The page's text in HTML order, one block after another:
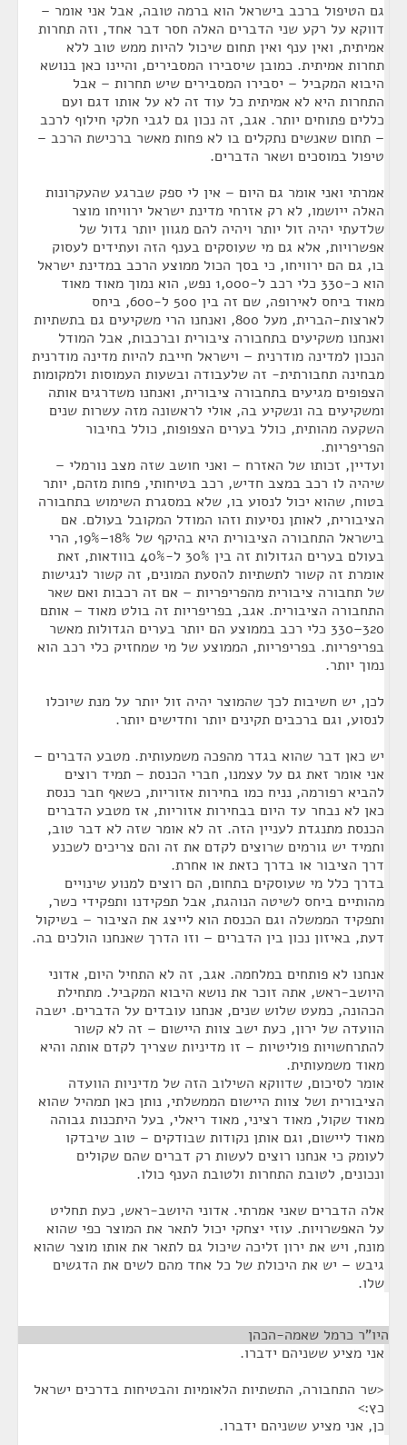
גם הטיפול ברכב בישראל הוא ברמה טובה, אבל אני אומר –
דווקא על רקע שני הדברים האלה חסר דבר אחד, וזה תחרות
אמיתית, ואין ענף ואין תחום שיכול להיות ממש טוב ללא
תחרות אמיתית. כמובן שיסבירו המסבירים, והיינו כאן בנושא
היבוא המקביל – יסבירו המסבירים שיש תחרות – אבל
התחרות היא לא אמיתית כל עוד זה לא על אותו דגם ועם
כללים פתוחים יותר. אגב, זה נכון גם לגבי חלקי חילוף לרכב
– תחום שאנשים נתקלים בו לא פחות מאשר ברכישת הרכב –
טיפול במוסכים ושאר הדברים.
אמרתי ואני אומר גם היום – אין לי ספק שברגע שהעקרונות
האלה ייושמו, לא רק אזרחי מדינת ישראל ירוויחו מוצר
שלדעתי יהיה זול יותר ויהיה להם מגוון יותר גדול של
אפשרויות, אלא גם מי שעוסקים בענף הזה ועתידים לעסוק
בו, גם הם ירוויחו, כי בסך הכול ממוצע הרכב במדינת ישראל
הוא כ-330 כלי רכב ל-1,000 נפש, הוא נמוך מאוד מאוד
מאוד ביחס לאירופה, שם זה בין 500 ל-600, ביחס
לארצות-הברית, מעל 800, ואנחנו הרי משקיעים גם בתשתיות
ואנחנו משקיעים בתחבורה ציבורית וברכבות, אבל המודל
הנכון למדינה מודרנית – וישראל חייבת להיות מדינה מודרנית
מבחינה תחבורתית- זה שלעבודה ובשעות העמוסות ולמקומות
הצפופים מגיעים בתחבורה ציבורית, ואנחנו משדרגים אותה
ומשקיעים בה ונשקיע בה, אולי לראשונה מזה עשרות שנים
השקעה מהותית, כולל בערים הצפופות, כולל בחיבור
הפריפריות.
ועדיין, זכותו של האזרח – ואני חושב שזה מצב נורמלי –
שיהיה לו רכב במצב חדיש, רכב בטיחותי, פחות מזהם, יותר
בטוח, שהוא יכול לנסוע בו, שלא במסגרת השימוש בתחבורה
הציבורית, לאותן נסיעות וזהו המודל המקובל בעולם. אם
בישראל התחבורה הציבורית היא בהיקף של 18%–19%, הרי
בעולם בערים הגדולות זה בין 30% ל-40% בוודאות, זאת
אומרת זה קשור לתשתיות להסעת המונים, זה קשור לנגישות
של תחבורה ציבורית מהפריפריות – אם זה רכבות ואם שאר
התחבורה הציבורית. אגב, בפריפריות זה בולט מאוד – אותם
320–330 כלי רכב בממוצע הם יותר בערים הגדולות מאשר
בפריפריות. בפריפריות, הממוצע של מי שמחזיק כלי רכב הוא
נמוך יותר.
לכן, יש חשיבות לכך שהמוצר יהיה זול יותר על מנת שיוכלו
לנסוע, וגם ברכבים תקינים יותר וחדישים יותר.
יש כאן דבר שהוא בגדר מהפכה משמעותית. מטבע הדברים –
אני אומר זאת גם על עצמנו, חברי הכנסת – תמיד רוצים
להביא רפורמה, נניח כמו בחירות אזוריות, כשאף חבר כנסת
כאן לא נבחר עד היום בבחירות אזוריות, אז מטבע הדברים
הכנסת מתנגדת לעניין הזה. זה לא אומר שזה לא דבר טוב,
ותמיד יש גורמים שרוצים לקדם את זה והם צריכים לשכנע
דרך הציבור או בדרך כזאת או אחרת.
בדרך כלל מי שעוסקים בתחום, הם רוצים למנוע שינויים
מהותיים ביחס לשיטה הנוהגת, אבל תפקידנו ותפקידי כשר,
ותפקיד הממשלה וגם הכנסת הוא לייצג את הציבור – בשיקול
דעת, באיזון נכון בין הדברים – וזו הדרך שאנחנו הולכים בה.
אנחנו לא פותחים במלחמה. אגב, זה לא התחיל היום, אדוני
היושב-ראש, אתה זוכר את נושא היבוא המקביל. מתחילת
הכהונה, כמעט שלוש שנים, אנחנו עובדים על הדברים. ישבה
הוועדה של ירון, כעת ישב צוות היישום – זה לא קשור
להתרחשויות פוליטיות – זו מדיניות שצריך לקדם אותה והיא
מאוד משמעותית.
אומר לסיכום, שדווקא השילוב הזה של מדיניות הוועדה
הציבורית ושל צוות היישום הממשלתי, נותן כאן תמהיל שהוא
מאוד שקול, מאוד רציני, מאוד ריאלי, בעל היתכנות גבוהה
מאוד ליישום, וגם אותן נקודות שבודקים – טוב שיבדקו
לעומק כי אנחנו רוצים לעשות רק דברים שהם שקולים
ונכונים, לטובת התחרות ולטובת הענף כולו.
אלה הדברים שאני אמרתי. אדוני היושב-ראש, כעת תחליט
על האפשרויות. עוזי יצחקי יכול לתאר את המוצר כפי שהוא
מונח, ויש את ירון זליכה שיכול גם לתאר את אותו מוצר שהוא
גיבש – יש את היכולת של כל אחד מהם לשים את הדגשים
שלו.
היו"ר כרמל שאמה-הכהן
אני מציע ששניהם ידברו.
<שר התחבורה, התשתיות הלאומיות והבטיחות בדרכים ישראל
כץ:>
כן, אני מציע ששניהם ידברו.